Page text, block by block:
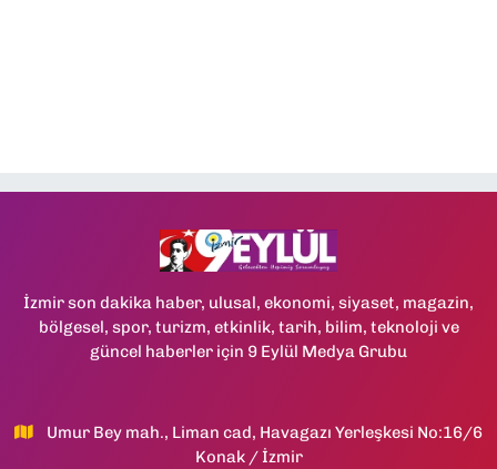
İzmir son dakika haber, ulusal, ekonomi, siyaset, magazin,
bölgesel, spor, turizm, etkinlik, tarih, bilim, teknoloji ve
güncel haberler için 9 Eylül Medya Grubu
Umur Bey mah., Liman cad, Havagazı Yerleşkesi No:16/6
Konak / İzmir